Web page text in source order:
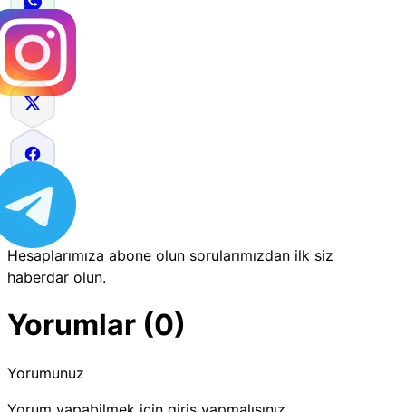
Hesaplarımıza abone olun sorularımızdan ilk siz
haberdar olun.
Yorumlar (0)
Yorumunuz